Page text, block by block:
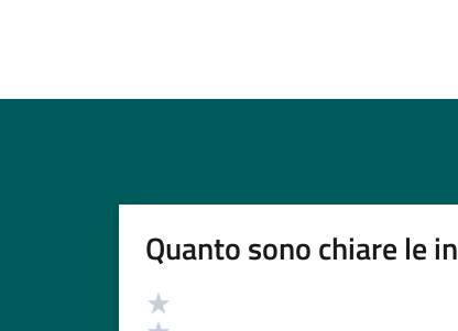
Quanto sono chiare le
Valutazione